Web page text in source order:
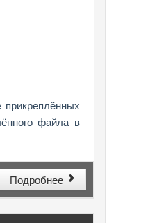
файла в
Подробнее